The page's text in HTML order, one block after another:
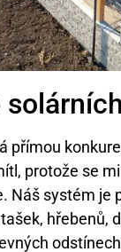
protože se
Náš systém je
hřebenů,